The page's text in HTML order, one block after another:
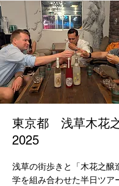
東京都 浅草木花
2025
浅草の街歩きと「木花之醸
学を組み合わせた半日ツア